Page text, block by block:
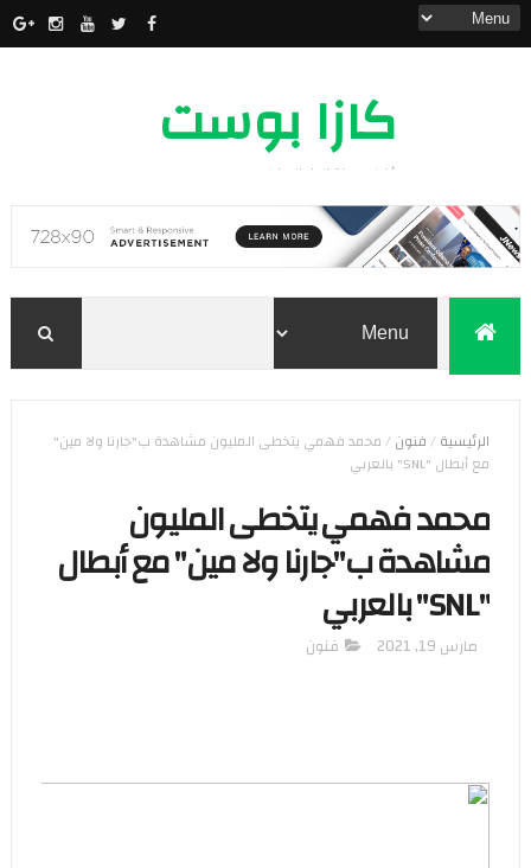
كازا بوست
أخبار مدينة الدار البيضاء
الرئيسية/فنون/محمد فهمي يتخطى المليون مشاهدة ب"جارنا ولا مين"
مع أبطال "SNL" بالعربي
محمد فهمي يتخطى المليون
مشاهدة ب"جارنا ولا مين" مع أبطال
"SNL" بالعربي
مارس 19, 2021 فنون